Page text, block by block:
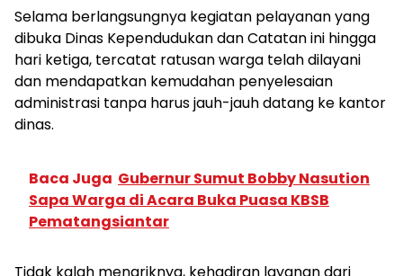
Selama berlangsungnya kegiatan pelayanan yang
dibuka Dinas Kependudukan dan Catatan ini hingga
hari ketiga, tercatat ratusan warga telah dilayani
dan mendapatkan kemudahan penyelesaian
administrasi tanpa harus jauh-jauh datang ke kantor
dinas.
Baca Juga Gubernur Sumut Bobby Nasution
Sapa Warga di Acara Buka Puasa KBSB
Pematangsiantar
Tidak kalah menariknya, kehadiran layanan dari